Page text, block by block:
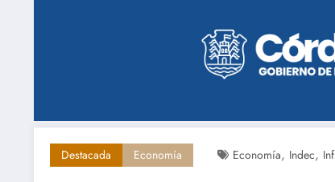
Destacada Economía Economía, Indec,